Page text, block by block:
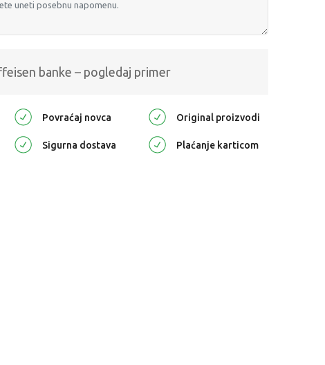
banke – pogledaj primer
Povraćaj novca Original proizvodi
Sigurna dostava Plaćanje karticom